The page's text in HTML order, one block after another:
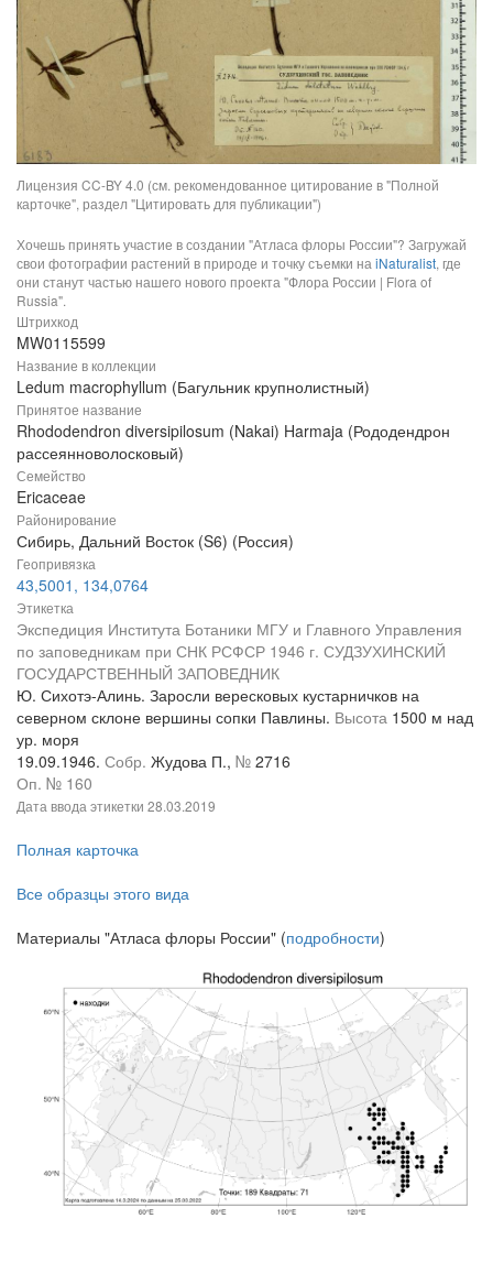
Лицензия CC-BY 4.0 (см. рекомендованное цитирование в "Полной
карточке", раздел "Цитировать для публикации")
Хочешь принять участие в создании "Атласа флоры России"? Загружай
свои фотографии растений в природе и точку съемки на iNaturalist, где
они станут частью нашего нового проекта "Флора России | Flora of
Russia".
Штрихкод
MW0115599
Название в коллекции
Ledum macrophyllum (Багульник крупнолистный)
Принятое название
Rhododendron diversipilosum (Nakai) Harmaja (Рододендрон
рассеянноволосковый)
Семейство
Ericaceae
Районирование
Сибирь, Дальний Восток (S6) (Россия)
Геопривязка
43,5001, 134,0764
Этикетка
Экспедиция Института Ботаники МГУ и Главного Управления
по заповедникам при СНК РСФСР 1946 г. СУДЗУХИНСКИЙ
ГОСУДАРСТВЕННЫЙ ЗАПОВЕДНИК
Ю. Сихотэ-Алинь. Заросли вересковых кустарничков на
северном склоне вершины сопки Павлины. Высота 1500 м над
ур. моря
19.09.1946. Собр. Жудова П., № 2716
Оп. № 160
Дата ввода этикетки 28.03.2019
Полная карточка
Все образцы этого вида
Материалы "Атласа флоры России" (подробности)